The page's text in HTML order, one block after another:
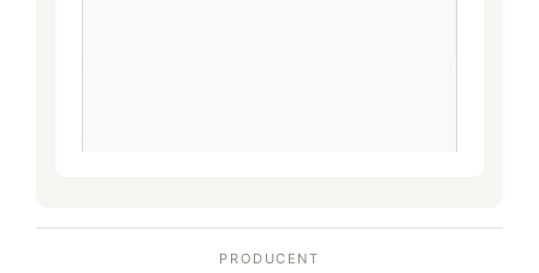
PRODUCENT